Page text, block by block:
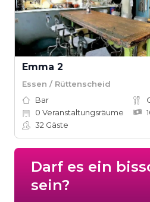
Emma 2
Essen / Rüttenscheid
Bar
0 Veranstaltungsräume
32 Gäste
Darf es ein
sein?